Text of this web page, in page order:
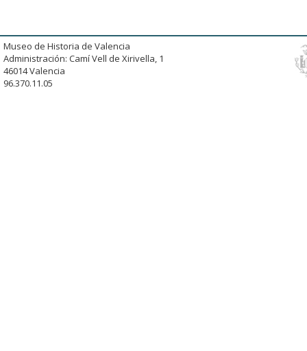
Museo de Historia de Valencia
Administración: Camí Vell de Xirivella, 1
46014 Valencia
96.370.11.05